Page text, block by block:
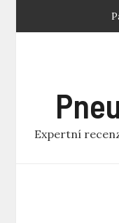
Expertní